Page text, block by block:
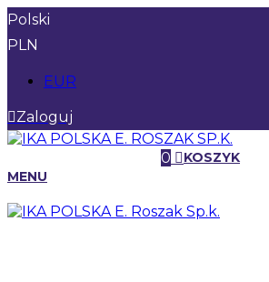
Polski
PLN
EUR
Zaloguj
0
KOSZYK
MENU